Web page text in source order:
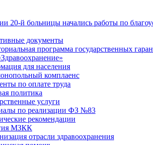
20-й больницы начались работы по
документы
программа государственных
для населения
комплаенс
по оплате труда
политика
услуги
по реализации ФЗ №83
рекомендации
МЗКК
отрасли здравоохранения